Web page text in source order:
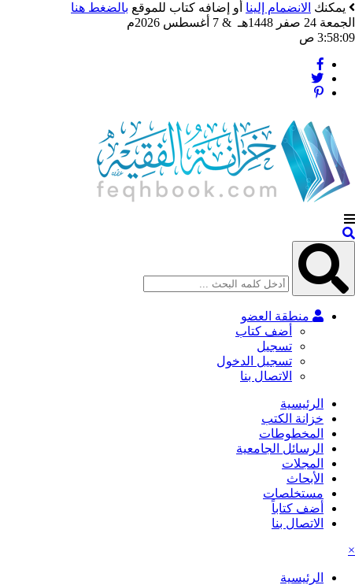
يمكنك الانضمام إلينا أو إضافه كتاب للموقع بالضغط هنا
الجمعة 24 صفر 1448هـ & 7 أغسطس 2026م
3:58:11 ص
منطقة العضو
أضف كتاب
تسجيل
تسجيل الدخول
الاتصال بنا
الرئيسية
خزانة الكتب
المخطوطات
الرسائل الجامعية
المجلات
الأبحاث
مستخلصات
أضف كتاباً
الاتصال بنا
×
الرئيسية